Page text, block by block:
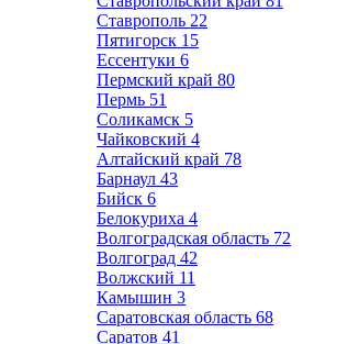
Ставрополь 22
Пятигорск 15
Ессентуки 6
Пермский край 80
Пермь 51
Соликамск 5
Чайковский 4
Алтайский край 78
Барнаул 43
Бийск 6
Белокуриха 4
Волгоградская область 72
Волгоград 42
Волжский 11
Камышин 3
Саратовская область 68
Саратов 41